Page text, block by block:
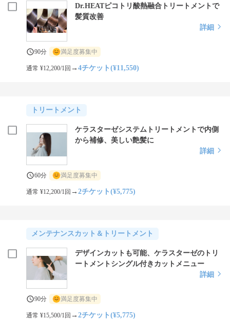
Dr.HEATピコトリ酸熱融合トリートメントで
髪質改善
詳細
90分 満足度募集中
通常 ¥12,200/1回 →4チケット(¥11,550)
トリートメント
ケラスターゼシステムトリートメントで内側
から補修、美しい艶髪に
詳細
60分 満足度募集中
通常 ¥12,200/1回 →2チケット(¥5,775)
メンテナンスカット＆トリートメント
デザインカットも可能、ケラスターゼのトリ
ートメントシングル付きカットメニュー
詳細
90分 満足度募集中
通常 ¥15,500/1回 →2チケット(¥5,775)